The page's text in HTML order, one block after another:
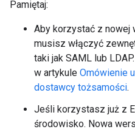
Pamiętaj:
Aby korzystać z nowej
musisz włączyć
taki jak SAML lub
w artykule Omówienie
dostawcy tożsamości.
Jeśli korzystasz już z
środowisko. Nowa